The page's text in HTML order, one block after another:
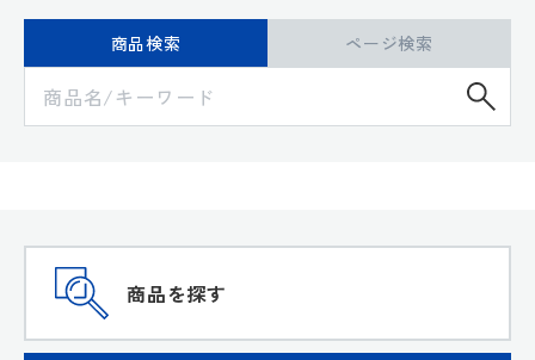
商品検索 ページ検索
商品を探す